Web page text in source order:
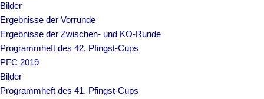
Bilder
Ergebnisse der Vorrunde
Ergebnisse der Zwischen- und KO-Runde
Programmheft des 42. Pfingst-Cups
PFC 2019
Bilder
Programmheft des 41. Pfingst-Cups